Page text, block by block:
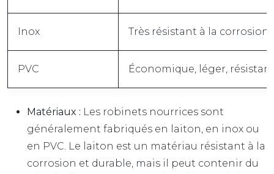
Inox Très résistant à la
PVC Économique, léger,
Matériaux : Les robinets nourrices sont
généralement fabriqués en laiton, en inox ou
en PVC. Le laiton est un matériau résistant à la
corrosion et durable, mais il peut contenir du